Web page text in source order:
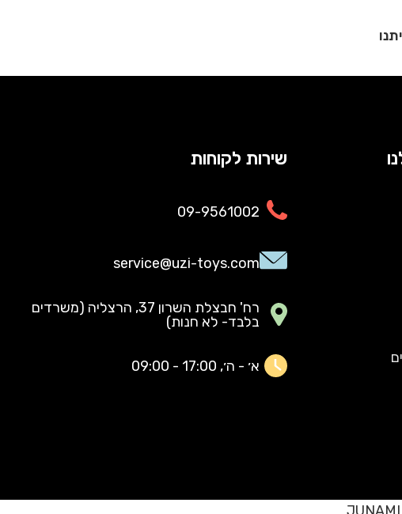
שירות לקוחות
09-9561002
service@uzi-toys.com
רח' חבצלת השרון 37, הרצליה (משרדים
בלבד- לא חנות)
א׳ - ה׳, 17:00 - 09:00